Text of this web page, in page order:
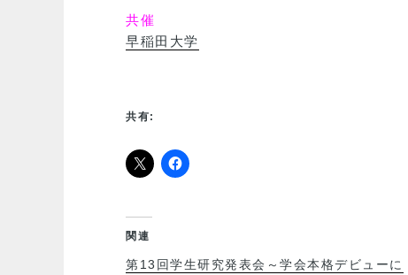
共催
早稲田大学
共有:
関連
第13回学生研究発表会～学会本格デビューに